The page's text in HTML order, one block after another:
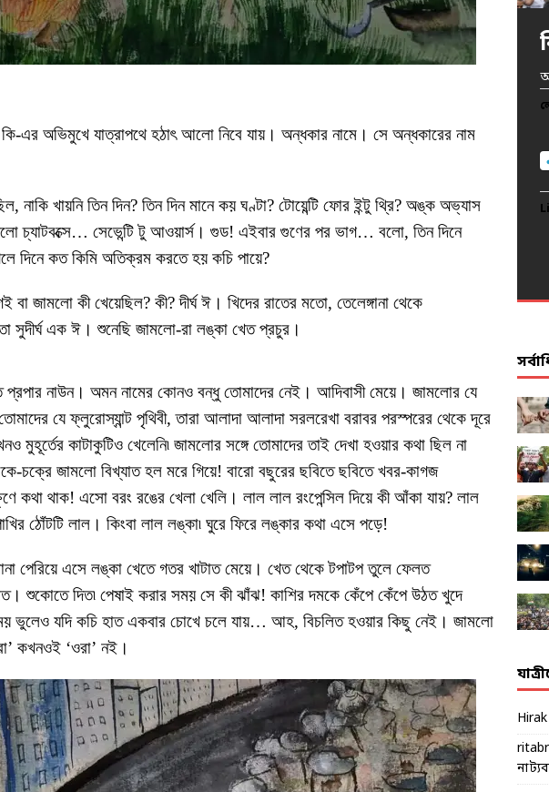
কি-এর অভিমুখে যাত্রাপথে হঠাৎ আলো নিবে যায়। অন্ধকার নামে। সে অন্ধকারের নাম
নাকি খায়নি তিন দিন? তিন দিন মানে কয় ঘণ্টা? টোয়েন্টি ফোর ইন্টু থ্রি? অঙ্ক অভ্যাস
চ্যাটবক্সে… সেভেন্টি টু আওয়ার্স। গুড! এইবার গুণের পর ভাগ… বলো, তিন দিনে
দিনে কত কিমি অতিক্রম করতে হয় কচি পায়ে?
বা জামলো কী খেয়েছিল? কী? দীর্ঘ ঈ। খিদের রাতের মতো, তেলেঙ্গানা থেকে
সুদীর্ঘ এক ঈ। শুনেছি জামলো-রা লঙ্কা খেত প্রচুর।
নাউন। অমন নামের কোনও বন্ধু তোমাদের নেই। আদিবাসী মেয়ে। জামলোর যে
যে ফ্লুরোস্যান্ট পৃথিবী, তারা আলাদা আলাদা সরলরেখা বরাবর পরস্পরের থেকে দূরে
মুহূর্তের কাটাকুটিও খেলেনি৷ জামলোর সঙ্গে তোমাদের তাই দেখা হওয়ার কথা ছিল না
চক্রে জামলো বিখ্যাত হল মরে গিয়ে! বারো বছুরের ছবিতে ছবিতে খবর-কাগজ
কথা থাক! এসো বরং রঙের খেলা খেলি। লাল লাল রংপেন্সিল দিয়ে কী আঁকা যায়? লাল
ঠোঁটটি লাল। কিংবা লাল লঙ্কা৷ ঘুরে ফিরে লঙ্কার কথা এসে পড়ে!
পেরিয়ে এসে লঙ্কা খেতে গতর খাটাত মেয়ে। খেত থেকে টপাটপ তুলে ফেলত
শুকোতে দিত৷ পেষাই করার সময় সে কী ঝাঁঝ! কাশির দমকে কেঁপে কেঁপে উঠত খুদে
ভুলেও যদি কচি হাত একবার চোখে চলে যায়… আহ, বিচলিত হওয়ার কিছু নেই। জামলো
কখনওই ‘ওরা’ নই।